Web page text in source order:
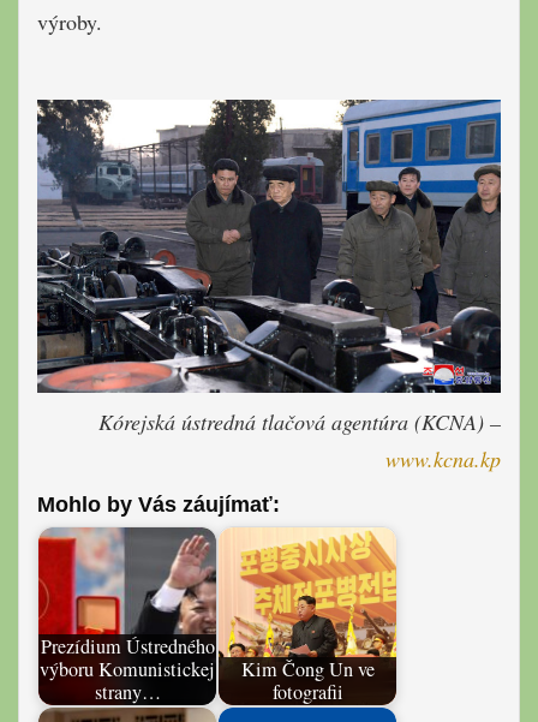
výroby.
Kórejská ústredná tlačová agentúra (KCNA) –
www.kcna.kp
Mohlo by Vás záujímať:
Prezídium Ústredného
výboru Komunistickej
strany…
Kim Čong Un ve
fotografii